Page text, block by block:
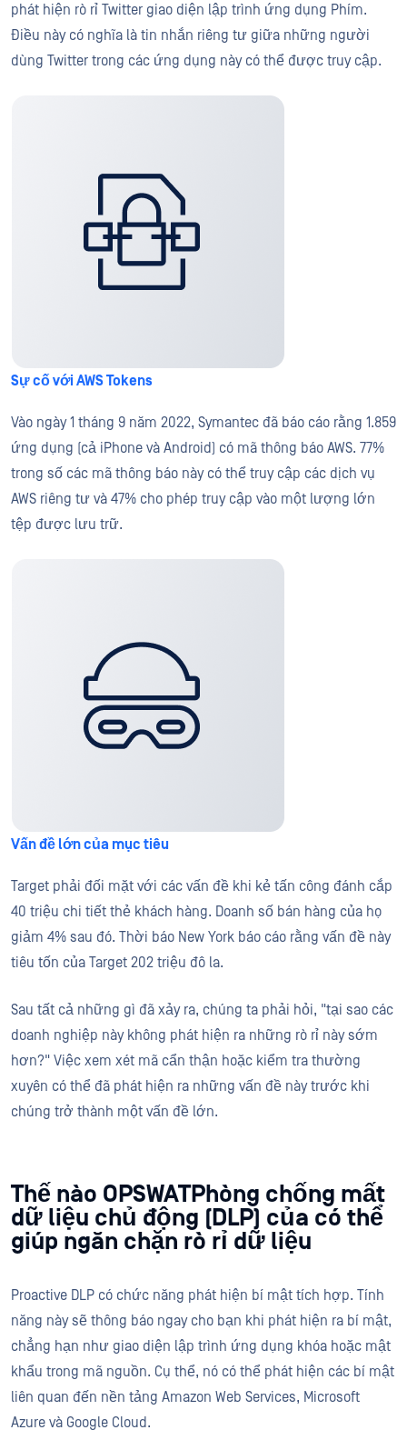
phát hiện rò rỉ Twitter giao diện lập trình ứng dụng Phím.
Điều này có nghĩa là tin nhắn riêng tư giữa những người
dùng Twitter trong các ứng dụng này có thể được truy cập.
Sự cố với AWS Tokens
Vào ngày 1 tháng 9 năm 2022, Symantec đã báo cáo rằng 1.859
ứng dụng (cả iPhone và Android) có mã thông báo AWS. 77%
trong số các mã thông báo này có thể truy cập các dịch vụ
AWS riêng tư và 47% cho phép truy cập vào một lượng lớn
tệp được lưu trữ.
Vấn đề lớn của mục tiêu
Target phải đối mặt với các vấn đề khi kẻ tấn công đánh cắp
40 triệu chi tiết thẻ khách hàng. Doanh số bán hàng của họ
giảm 4% sau đó. Thời báo New York báo cáo rằng vấn đề này
tiêu tốn của Target 202 triệu đô la.
Sau tất cả những gì đã xảy ra, chúng ta phải hỏi, "tại sao các
doanh nghiệp này không phát hiện ra những rò rỉ này sớm
hơn?" Việc xem xét mã cẩn thận hoặc kiểm tra thường
xuyên có thể đã phát hiện ra những vấn đề này trước khi
chúng trở thành một vấn đề lớn.
Thế nào OPSWATPhòng chống mất
dữ liệu chủ động (DLP) của có thể
giúp ngăn chặn rò rỉ dữ liệu
Proactive DLP có chức năng phát hiện bí mật tích hợp. Tính
năng này sẽ thông báo ngay cho bạn khi phát hiện ra bí mật,
chẳng hạn như giao diện lập trình ứng dụng khóa hoặc mật
khẩu trong mã nguồn. Cụ thể, nó có thể phát hiện các bí mật
liên quan đến nền tảng Amazon Web Services, Microsoft
Azure và Google Cloud.